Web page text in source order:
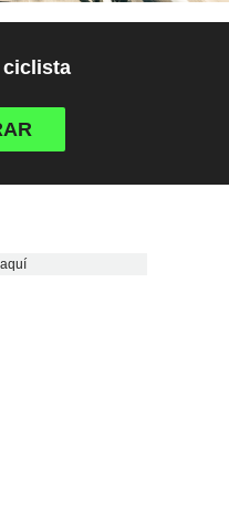
ciclista